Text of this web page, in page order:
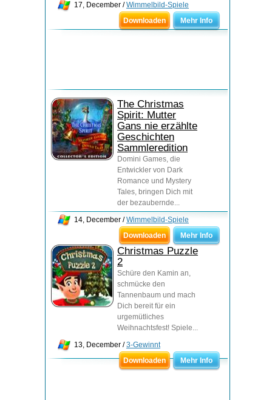
17, December /Wimmelbild-Spiele
Downloaden
Mehr Info
The Christmas
Spirit: Mutter
Gans nie erzählte
Geschichten
Sammleredition
Domini Games, die
Entwickler von Dark
Romance und Mystery
Tales, bringen Dich mit
der bezaubernde...
14, December /Wimmelbild-Spiele
Downloaden
Mehr Info
Christmas Puzzle
2
Schüre den Kamin an,
schmücke den
Tannenbaum und mach
Dich bereit für ein
urgemütliches
Weihnachtsfest! Spiele...
13, December /3-Gewinnt
Downloaden
Mehr Info